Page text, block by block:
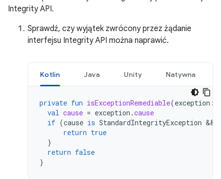
Integrity API.
Sprawdź, czy wyjątek zwrócony przez żądanie
interfejsu Integrity API można naprawić.
Kotlin Java Unity Natywna
private fun isExceptionRemediable(exception :
val cause = exception .cause
if (cause is StandardIntegrityException &&
return true
}
return false
}